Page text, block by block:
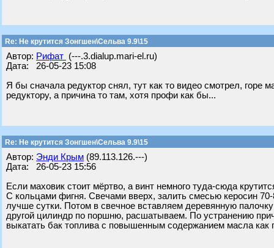
Re: Не крутится Зонгшен\Сельва 9.9\15
Автор: Рифат (---.3.dialup.mari-el.ru)
Дата: 26-05-23 15:08
Я бы сначала редуктор снял, тут как то видео смотрел, горе
редуктору, а причина то там, хотя профи как бы...
Re: Не крутится Зонгшен\Сельва 9.9\15
Автор: Энди Крым (89.113.126.---)
Дата: 26-05-23 15:56
Если маховик стоит мёртво, а винт немного туда-сюда
С кольцами фигня. Свечами вверх, залить смесью керосин
лучше сутки. Потом в свечное вставляем деревянную
другой цилиндр по поршню, расшатываем. По устранению
выкатать бак топлива с повышенным содержанием масла как